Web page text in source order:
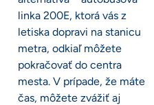
linka 200E, ktorá vás z
letiska dopravi na stanicu
metra, odkiaľ môžete
pokračovať do centra
mesta. V prípade, že máte
čas, môžete zvážiť aj